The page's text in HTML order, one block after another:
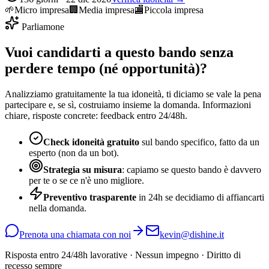
🌱Micro impresa 🏢 Media impresa🏬Piccola impresa
Parliamone
Vuoi candidarti a questo bando senza
perdere tempo (né opportunità)?
Analizziamo gratuitamente la tua idoneità, ti diciamo se vale la pena
partecipare e, se sì, costruiamo insieme la domanda. Informazioni
chiare, risposte concrete: feedback entro 24/48h.
Check idoneità gratuito sul bando specifico, fatto da un
esperto (non da un bot).
Strategia su misura: capiamo se questo bando è davvero
per te o se ce n'è uno migliore.
Preventivo trasparente in 24h se decidiamo di affiancarti
nella domanda.
Prenota una chiamata con noi
kevin@dishine.it
Risposta entro 24/48h lavorative · Nessun impegno · Diritto di
recesso sempre